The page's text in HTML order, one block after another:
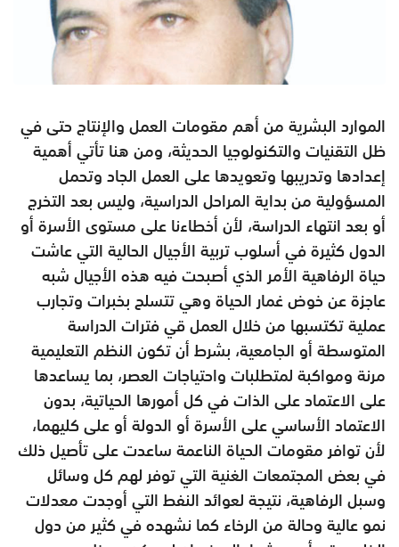
الموارد البشرية من أهم مقومات العمل والإنتاج حتى في
ظل التقنيات والتكنولوجيا الحديثة، ومن هنا تأتي أهمية
إعدادها وتدريبها وتعويدها على العمل الجاد وتحمل
المسؤولية من بداية المراحل الدراسية، وليس بعد التخرج
أو بعد انتهاء الدراسة، لأن أخطاءنا على مستوى الأسرة أو
الدول كثيرة في أسلوب تربية الأجيال الحالية التي عاشت
حياة الرفاهية الأمر الذي أصبحت فيه هذه الأجيال شبه
عاجزة عن خوض غمار الحياة وهي تتسلح بخبرات وتجارب
عملية تكتسبها من خلال العمل قي فترات الدراسة
المتوسطة أو الجامعية، بشرط أن تكون النظم التعليمية
مرنة ومواكبة لمتطلبات واحتياجات العصر، بما يساعدها
على الاعتماد على الذات في كل أمورها الحياتية، بدون
الاعتماد الأساسي على الأسرة أو الدولة أو على كليهما،
لأن توافر مقومات الحياة الناعمة ساعدت على تأصيل ذلك
في بعض المجتمعات الغنية التي توفر لهم كل وسائل
وسبل الرفاهية، نتيجة لعوائد النفط التي أوجدت معدلات
نمو عالية وحالة من الرخاء كما نشهده في كثير من دول